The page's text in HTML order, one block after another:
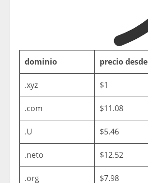
dominio precio desde
.xyz $1
.com $11.08
.U $5.46
.neto $12.52
.org $7.98